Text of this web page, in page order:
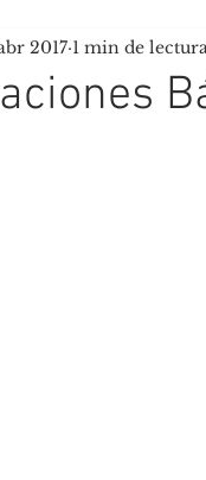
Libre
2017 1 min de lectura